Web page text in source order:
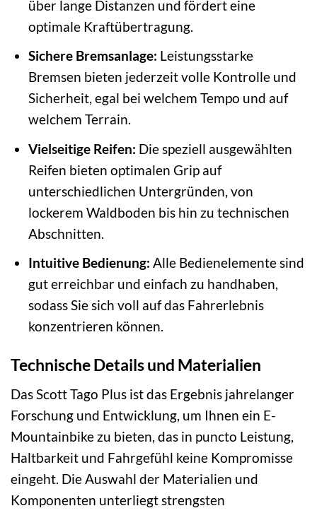
über lange Distanzen und fördert eine
optimale Kraftübertragung.
Sichere Bremsanlage: Leistungsstarke
Bremsen bieten jederzeit volle Kontrolle und
Sicherheit, egal bei welchem Tempo und auf
welchem Terrain.
Vielseitige Reifen: Die speziell ausgewählten
Reifen bieten optimalen Grip auf
unterschiedlichen Untergründen, von
lockerem Waldboden bis hin zu technischen
Abschnitten.
Intuitive Bedienung: Alle Bedienelemente sind
gut erreichbar und einfach zu handhaben,
sodass Sie sich voll auf das Fahrerlebnis
konzentrieren können.
Technische Details und Materialien
Das Scott Tago Plus ist das Ergebnis jahrelanger
Forschung und Entwicklung, um Ihnen ein E-
Mountainbike zu bieten, das in puncto Leistung,
Haltbarkeit und Fahrgefühl keine Kompromisse
eingeht. Die Auswahl der Materialien und
Komponenten unterliegt strengsten